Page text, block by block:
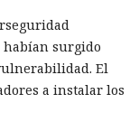
habían surgido
El
a instalar los